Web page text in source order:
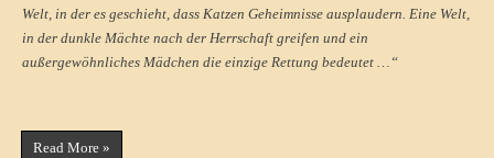
Welt, in der es geschieht, dass Katzen Geheimnisse ausplaudern. Eine Welt,
in der dunkle Mächte nach der Herrschaft greifen und ein
außergewöhnliches Mädchen die einzige Rettung bedeutet …“
Read More »